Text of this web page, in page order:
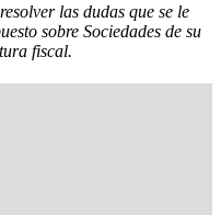
las dudas que se le
sobre Sociedades de su
fiscal.